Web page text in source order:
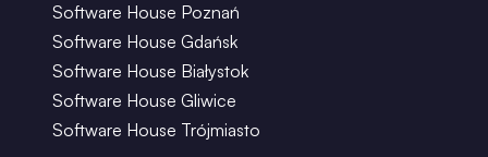
Software House Poznań
Software House Gdańsk
Software House Białystok
Software House Gliwice
Software House Trójmiasto